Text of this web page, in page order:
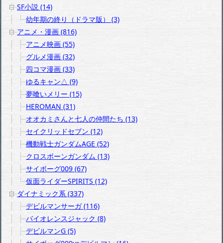
SF小説 (14)
幼年期の終り（ドラマ版） (3)
アニメ・漫画 (816)
アニメ映画 (55)
グルメ漫画 (32)
四コマ漫画 (33)
ゆるキャン△ (9)
夢喰いメリー (15)
HEROMAN (31)
オオカミさんと七人の仲間たち (13)
セイクリッドセブン (12)
機動戦士ガンダムAGE (52)
クロスボーンガンダム (13)
サイボーグ009 (67)
仮面ライダーSPIRITS (12)
ダイナミック系 (337)
デビルマンサーガ (116)
バイオレンスジャック (8)
デビルマンG (5)